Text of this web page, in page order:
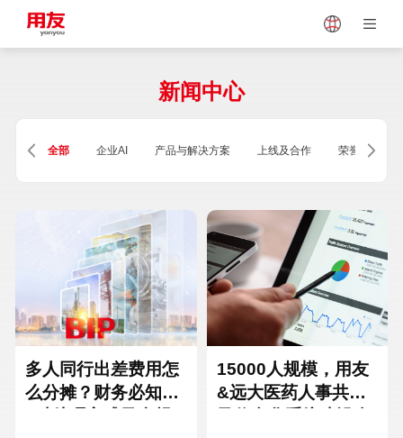
Vietnam
Singapore Malaysia
Thailand
Turkey
Hungary Mexico
Hong Kong Macau
新闻中心
全部 企业AI 产品与解决方案 上线及合作 荣誉及资质
多人同行出差费用怎
么分摊？财务必知的
15000人规模，用友
&远大医药人事共享